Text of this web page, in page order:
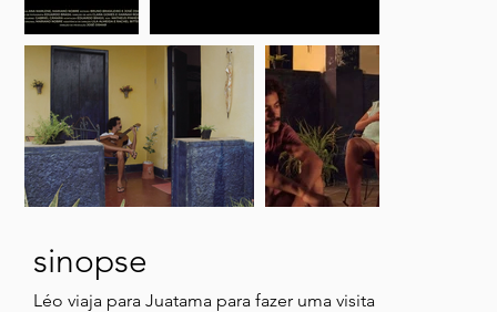
sinopse
Léo viaja para Juatama para fazer uma visita